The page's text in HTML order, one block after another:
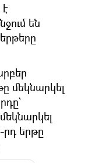
են
մեկնարկել
րդ երթը